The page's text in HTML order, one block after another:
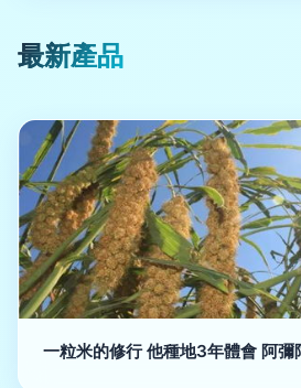
最新產品
一粒米的修行 他種地3年體會 阿彌